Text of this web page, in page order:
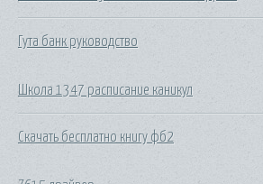
Гута банк руководство
Школа 1347 расписание каникул
Скачать бесплатно книгу фб2